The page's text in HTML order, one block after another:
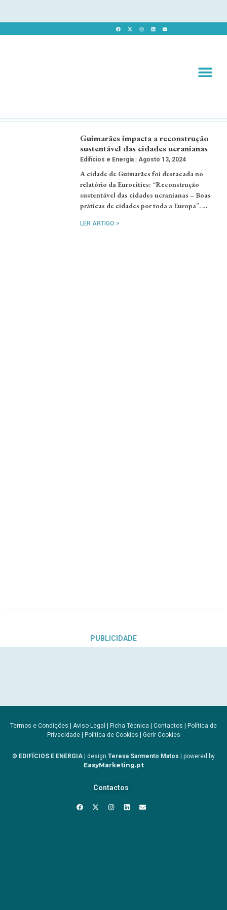
Guimarães impacta a reconstrução
sustentável das cidades ucranianas
Edifícios e Energia Agosto 13, 2024
A cidade de Guimarães foi destacada no
relatório da Eurocities: “Reconstrução
sustentável das cidades ucranianas – Boas
práticas de cidades por toda a Europa”. …
LER ARTIGO >
PUBLICIDADE
Termos e Condições | Aviso Legal | Ficha Técnica | Contactos | Política de
Privacidade| Política de Cookies | Gerir Cookies
© EDIFÍCIOS E ENERGIA | design Teresa Sarmento Matos | powered by
EasyMarketing.pt
Contactos